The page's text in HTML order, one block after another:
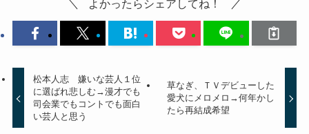
よかったらシェアしてね！
松本人志 嫌いな芸人１位
に選ばれ悲しむ→漫才でも
司会業でもコントでも面白
い芸人と思う
草なぎ、ＴＶデビューした
愛犬にメロメロ→何年かし
たら再結成希望